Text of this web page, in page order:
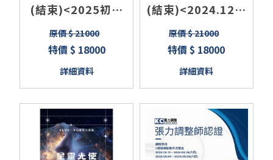
(結束)<2025初階
班>筋膜刀課程/認
證/滑罐/徒手按摩 3
日全新課綱
原價 $ 21000
特價 $ 18000
詳細資料
(結束)<2024.12初
階班>人體張力調整
師認證
原價 $ 21000
特價 $ 18000
詳細資料